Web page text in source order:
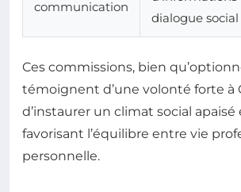
communication
dialogue social
Ces commissions, bien
témoignent d’une volonté forte à
d’instaurer un climat social
favorisant l’équilibre entre vie
personnelle.